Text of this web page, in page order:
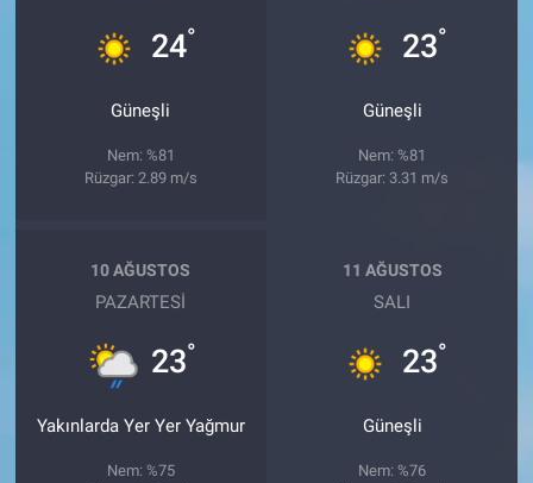
24°
Güneşli
Nem: %81
Rüzgar: 2.89 m/s
23°
Güneşli
Nem: %81
Rüzgar: 3.31 m/s
10 AĞUSTOS
PAZARTESI
23°
Yakınlarda Yer Yer Yağmur
Nem: %75
11 AĞUSTOS
SALI
23°
Güneşli
Nem: %76